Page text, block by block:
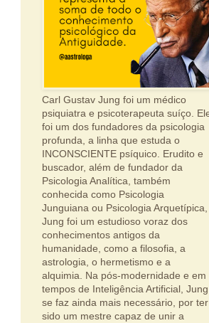
Carl Gustav Jung foi um médico
psiquiatra e psicoterapeuta suíço.
foi um dos fundadores da psicologia
profunda, a linha que estuda o
INCONSCIENTE psíquico. Erudito e
buscador, além de fundador da
Psicologia Analítica, também
conhecida como Psicologia
Junguiana ou Psicologia Arquetípica,
Jung foi um estudioso voraz dos
conhecimentos antigos da
humanidade, como a filosofia, a
astrologia, o hermetismo e a
alquimia. Na pós-modernidade e em
tempos de Inteligência Artificial, Jung
se faz ainda mais necessário, por ter
sido um mestre capaz de unir a